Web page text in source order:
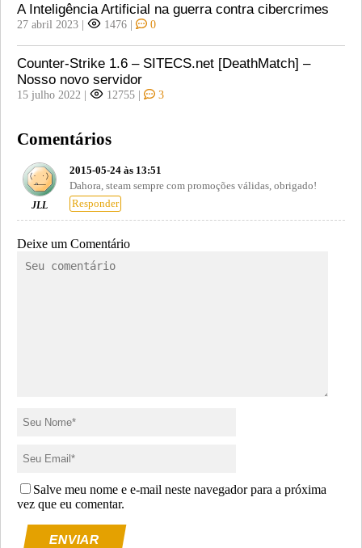
A Inteligência Artificial na guerra contra cibercrimes
27 abril 2023 | 1476 | 0
Counter-Strike 1.6 – SITECS.net [DeathMatch] –
Nosso novo servidor
15 julho 2022 | 12755 | 3
Comentários
JLL
2015-05-24 às 13:51
Dahora, steam sempre com promoções válidas, obrigado!
Responder
Deixe um Comentário
Salve meu nome e e-mail neste navegador para a próxima
vez que eu comentar.
ENVIAR